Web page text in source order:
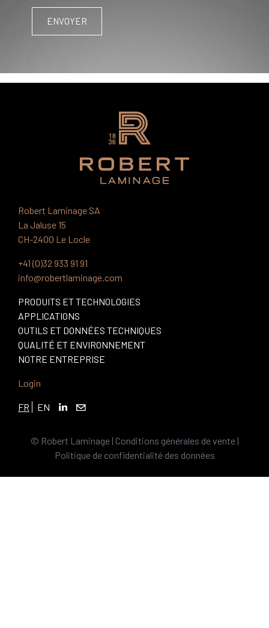
Robert Laminage SA
La Jaluse 15
CH-2400 Le Locle
+41 (0)32 933 91 91
info@robertlaminage.com
PRODUITS ET TECHNOLOGIES
APPLICATIONS
OUTILS ET DONNÉES TECHNIQUES
QUALITÉ ET ENVIRONNEMENT
NOTRE ENTREPRISE
Login
FR EN
© Robert Laminage | Conditions générales de vente|
Politique de confidentialité des données